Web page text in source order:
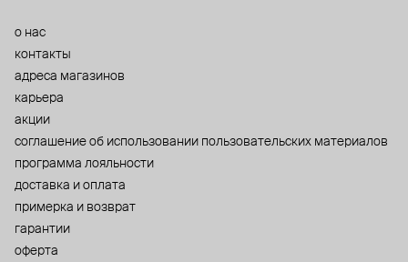
о нас
контакты
адреса магазинов
карьера
акции
cоглашение об использовании пользовательских материалов
программа лояльности
доставка и оплата
примерка и возврат
гарантии
оферта